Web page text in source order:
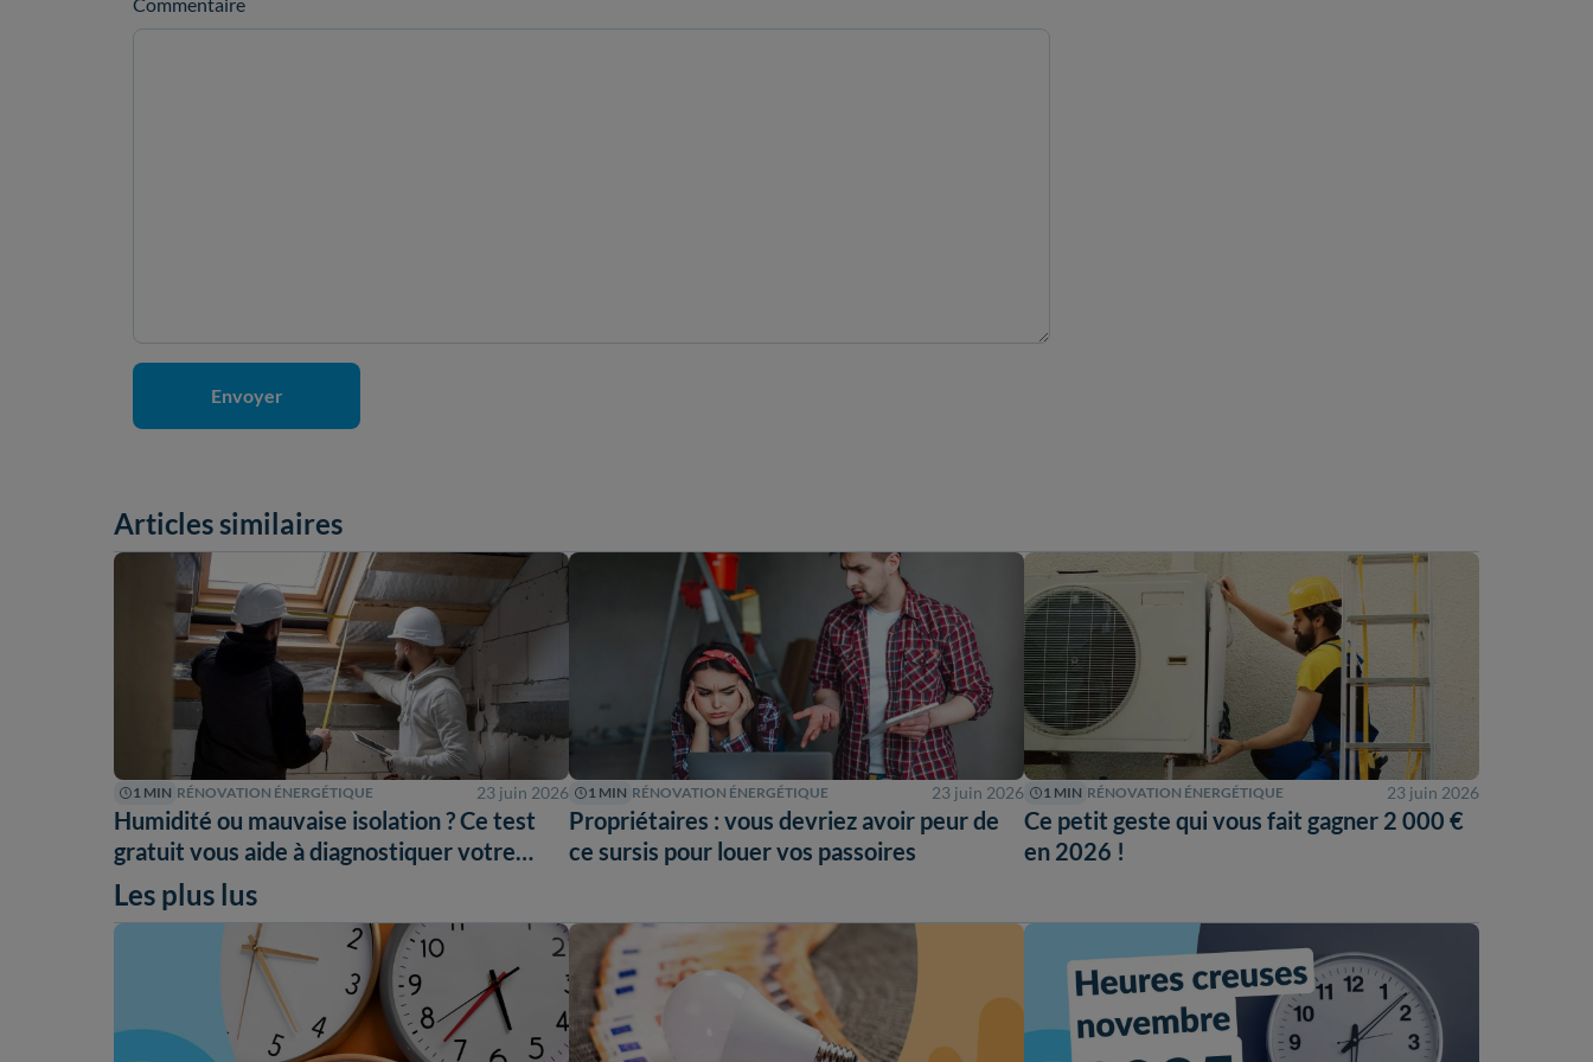
Commentaire
Articles similaires
1 MIN RÉNOVATION ÉNERGÉTIQUE 23 juin 2026
Humidité ou mauvaise isolation ? Ce test
gratuit vous aide à diagnostiquer votre
maison
1 MIN RÉNOVATION ÉNERGÉTIQUE 23 juin 2026
Propriétaires : vous devriez avoir peur de
ce sursis pour louer vos passoires
1 MIN RÉNOVATION ÉNERGÉTIQUE 23 juin 2026
Ce petit geste qui vous fait gagner 2 000 €
en 2026 !
Les plus lus